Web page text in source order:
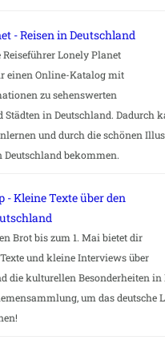
- Reisen in Deutschland
Reiseführer Lonely Planet
einen Online-Katalog mit
zu sehenswerten
Städten in Deutschland. Dadurch
und durch die schönen
bekommen.
- Kleine Texte über den
Brot bis zum 1. Mai bietet dir
und kleine Interviews über
die kulturellen Besonderheiten in
um das deutsche